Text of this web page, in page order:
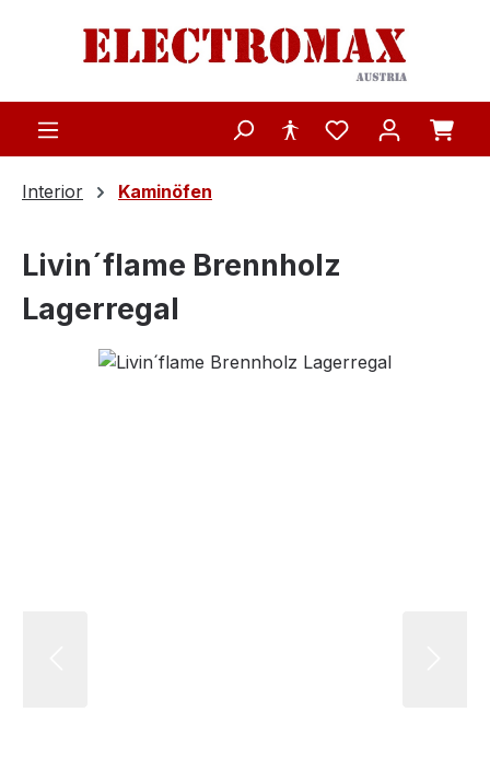
Zum Hauptinhalt springen
Interior Kaminöfen
Livin´flame Brennholz
Lagerregal
Bildergalerie überspringen